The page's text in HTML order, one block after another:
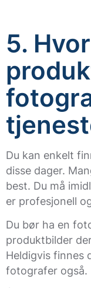
5.
Du kan enkelt
disse dager.
best. Du må
er profesjonell
Du bør ha en
produktbilder
Heldigvis finnes
fotografer også.